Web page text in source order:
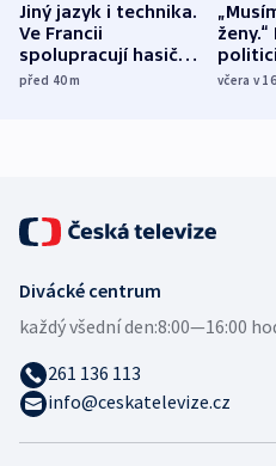
Jiný jazyk i technika.
Ve Francii
spolupracují hasiči z
různých zemí
před 40m včera v
Divácké centrum
každý všední den:8:00—16:00
261 136 113
info@ceskatelevize.cz